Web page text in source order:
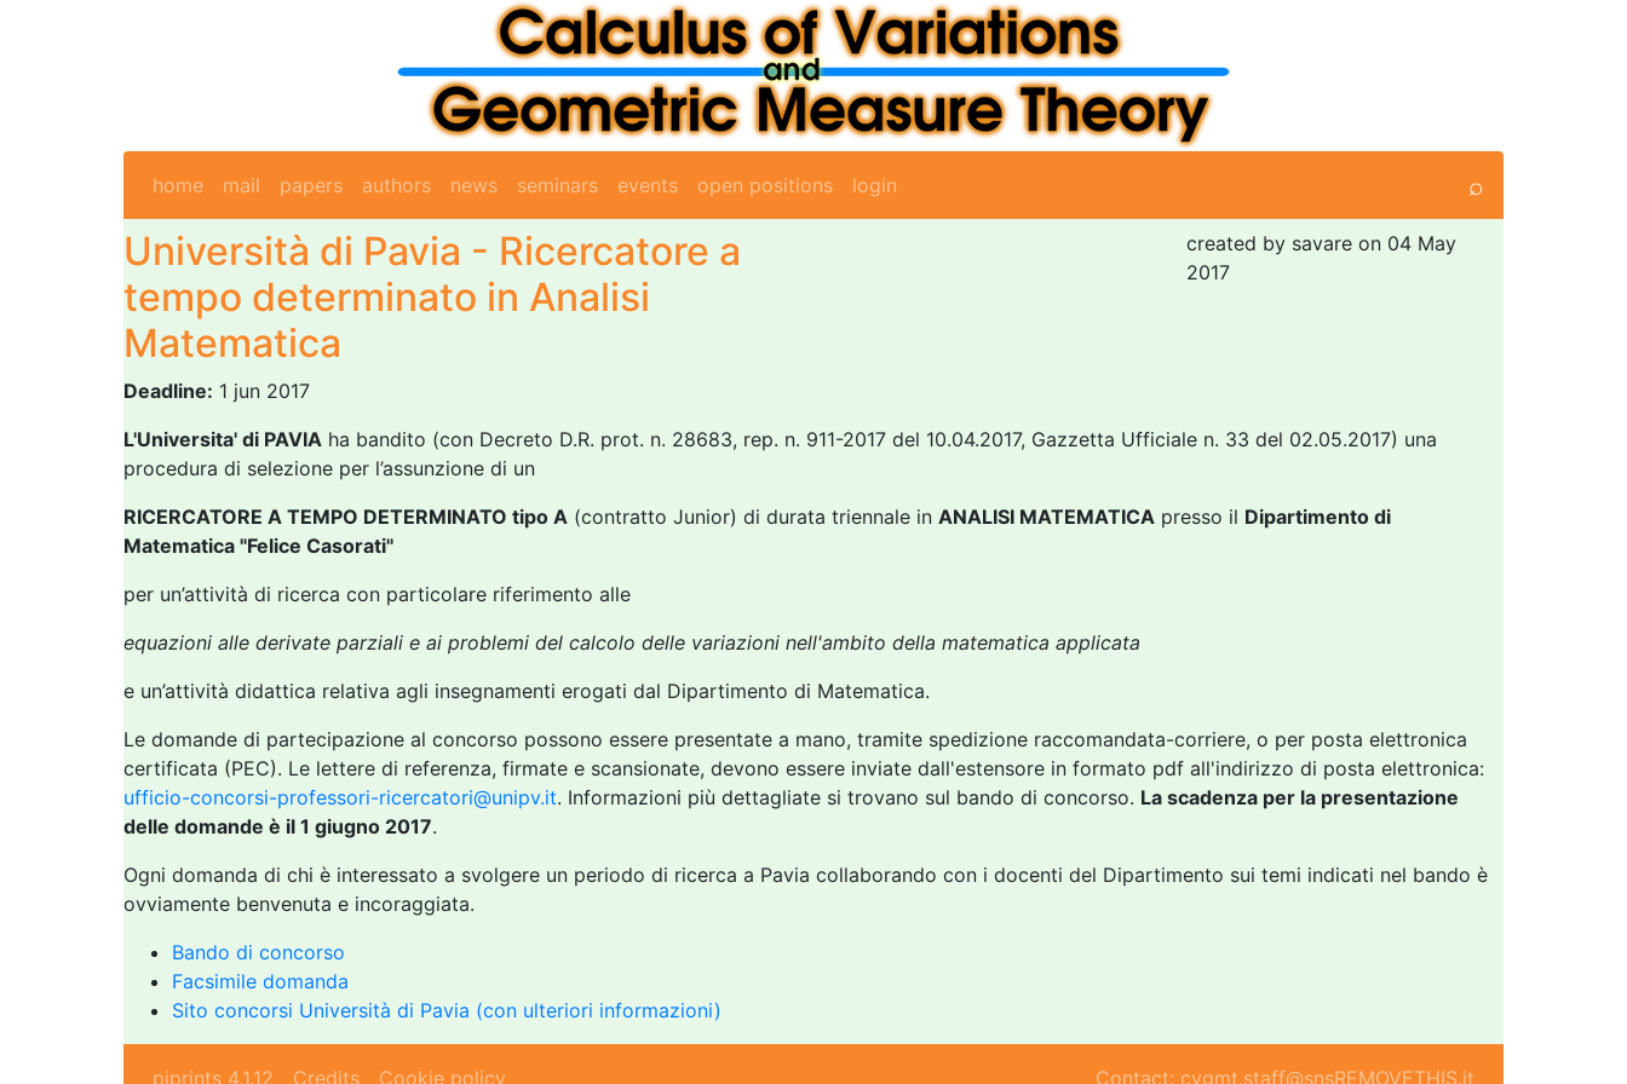
home mail papers authors news seminars events open positions login ⌕
Università di Pavia - Ricercatore a
tempo determinato in Analisi
Matematica
created by savare on 04 May
2017
Deadline: 1 jun 2017
L'Universita' di PAVIA ha bandito (con Decreto D.R. prot. n. 28683, rep. n. 911-2017 del 10.04.2017, Gazzetta Ufficiale n. 33 del 02.05.2017) una
procedura di selezione per l’assunzione di un
RICERCATORE A TEMPO DETERMINATO tipo A (contratto Junior) di durata triennale in ANALISI MATEMATICA presso il Dipartimento di
Matematica "Felice Casorati''
per un’attività di ricerca con particolare riferimento alle
equazioni alle derivate parziali e ai problemi del calcolo delle variazioni nell'ambito della matematica applicata
e un’attività didattica relativa agli insegnamenti erogati dal Dipartimento di Matematica.
Le domande di partecipazione al concorso possono essere presentate a mano, tramite spedizione raccomandata-corriere, o per posta elettronica
certificata (PEC). Le lettere di referenza, firmate e scansionate, devono essere inviate dall'estensore in formato pdf all'indirizzo di posta elettronica:
ufficio-concorsi-professori-ricercatori@unipv.it. Informazioni più dettagliate si trovano sul bando di concorso. La scadenza per la presentazione
delle domande è il 1 giugno 2017.
Ogni domanda di chi è interessato a svolgere un periodo di ricerca a Pavia collaborando con i docenti del Dipartimento sui temi indicati nel bando è
ovviamente benvenuta e incoraggiata.
Bando di concorso
Facsimile domanda
Sito concorsi Università di Pavia (con ulteriori informazioni)
piprints 4.1.12 Credits Cookie policy Contact: cvgmt.staff@snsREMOVETHIS.it